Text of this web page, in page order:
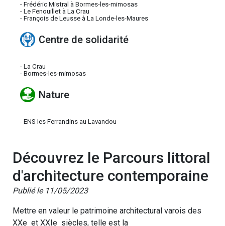
- Frédéric Mistral à Bormes-les-mimosas
- Le Fenouillet à La Crau
- François de Leusse à La Londe-les-Maures
Centre de solidarité
- La Crau
- Bormes-les-mimosas
Nature
- ENS les Ferrandins au Lavandou
Découvrez le Parcours littoral
d'architecture contemporaine
Publié le 11/05/2023
Mettre en valeur le patrimoine architectural varois des
XXe et XXIe siècles, telle est la